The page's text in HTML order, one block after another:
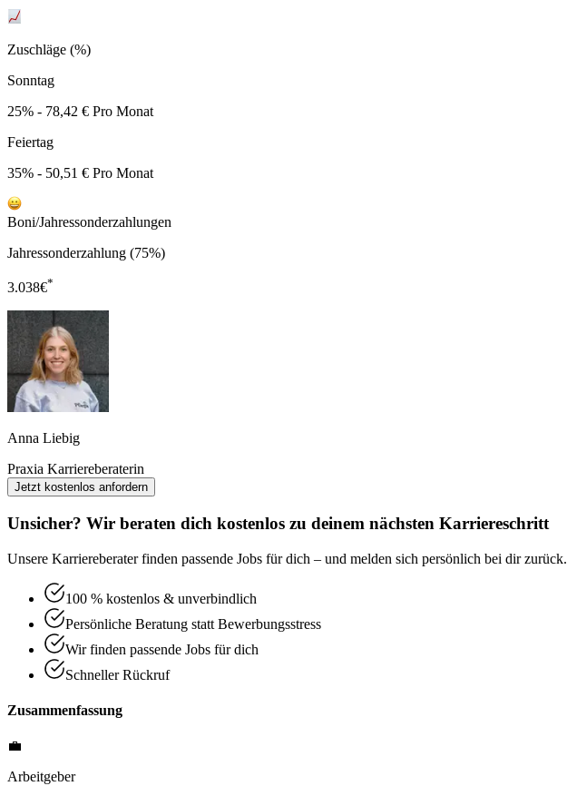
Zuschläge (%)
Sonntag
25% - 78,42 € Pro Monat
Feiertag
35% - 50,51 € Pro Monat
Boni/Jahressonderzahlungen
Jahressonderzahlung (75%)
3.038€*
Anna Liebig
Praxia Karriereberaterin
Jetzt kostenlos anfordern
Unsicher? Wir beraten dich kostenlos zu deinem nächsten Karriereschritt
Unsere Karriereberater finden passende Jobs für dich – und melden sich persönlich bei dir zurück.
100 % kostenlos & unverbindlich
Persönliche Beratung statt Bewerbungsstress
Wir finden passende Jobs für dich
Schneller Rückruf
Zusammenfassung
💼
Arbeitgeber